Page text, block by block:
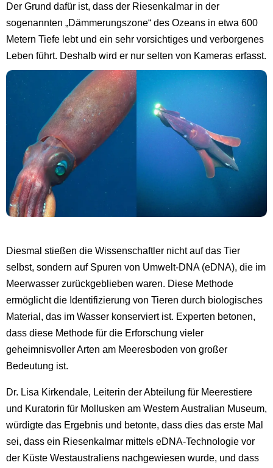
Der Grund dafür ist, dass der Riesenkalmar in der
sogenannten „Dämmerungszone“ des Ozeans in etwa 600
Metern Tiefe lebt und ein sehr vorsichtiges und verborgenes
Leben führt. Deshalb wird er nur selten von Kameras erfasst.
Diesmal stießen die Wissenschaftler nicht auf das Tier
selbst, sondern auf Spuren von Umwelt-DNA (eDNA), die im
Meerwasser zurückgeblieben waren. Diese Methode
ermöglicht die Identifizierung von Tieren durch biologisches
Material, das im Wasser konserviert ist. Experten betonen,
dass diese Methode für die Erforschung vieler
geheimnisvoller Arten am Meeresboden von großer
Bedeutung ist.
Dr. Lisa Kirkendale, Leiterin der Abteilung für Meerestiere
und Kuratorin für Mollusken am Western Australian Museum,
würdigte das Ergebnis und betonte, dass dies das erste Mal
sei, dass ein Riesenkalmar mittels eDNA-Technologie vor
der Küste Westaustraliens nachgewiesen wurde, und dass